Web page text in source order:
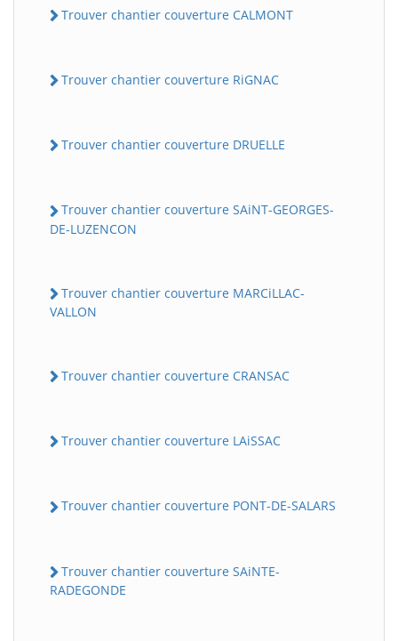
Trouver chantier couverture CALMONT
Trouver chantier couverture RiGNAC
Trouver chantier couverture DRUELLE
Trouver chantier couverture SAiNT-GEORGES-
DE-LUZENCON
Trouver chantier couverture MARCiLLAC-
VALLON
Trouver chantier couverture CRANSAC
Trouver chantier couverture LAiSSAC
Trouver chantier couverture PONT-DE-SALARS
Trouver chantier couverture SAiNTE-
RADEGONDE